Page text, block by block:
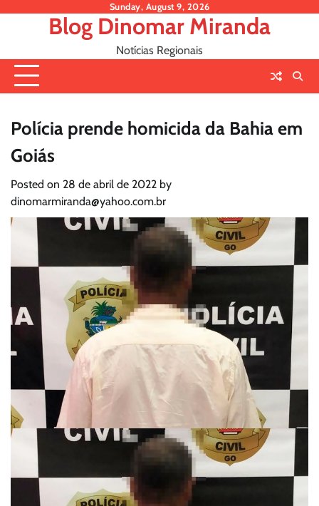
Sunday, August 9, 2026
Blog Dinomar Miranda
Notícias Regionais
Polícia prende homicida da Bahia em
Goiás
Posted on 28 de abril de 2022 by
dinomarmiranda@yahoo.com.br